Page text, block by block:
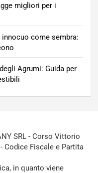
migliori per i
innocuo come sembra:
Agrumi: Guida per
SRL - Corso Vittorio
Codice Fiscale e Partita
in quanto viene